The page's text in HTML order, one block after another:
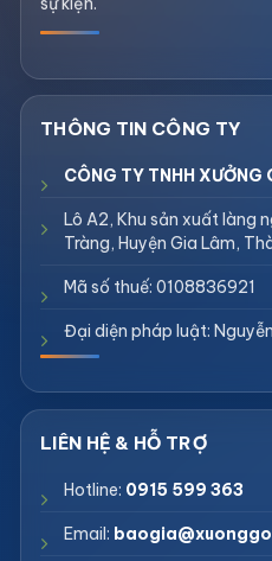
CÔNG TY TNHH XƯỞNG
Lô A2, Khu sản xuất làng
Tràng, Huyện Gia Lâm,
Mã số thuế: 0108836921
Đại diện pháp luật:
Hotline: 0915 599 363
Email: